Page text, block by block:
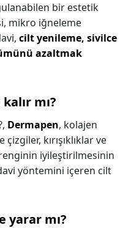
bir estetik
mikro iğneleme
cilt yenileme, sivilce
azaltmak
mı?
Dermapen, kolajen
kırışıklıklar ve
iyileştirilmesinin
yöntemini içeren cilt
yarar mı?